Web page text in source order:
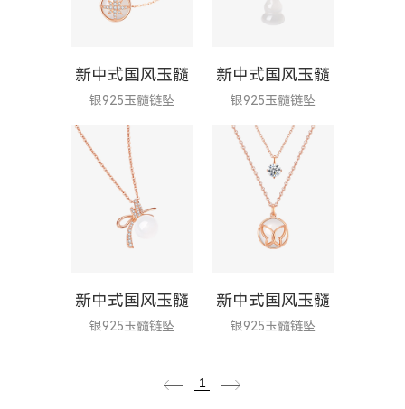
新中式国风玉髓
银925玉髓链坠
新中式国风玉髓
银925玉髓链坠
新中式国风玉髓
银925玉髓链坠
新中式国风玉髓
银925玉髓链坠
1